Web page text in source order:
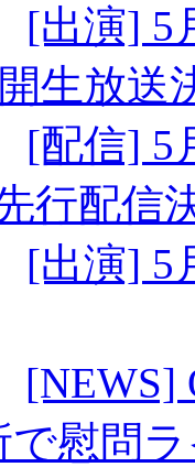
[出演] 5
生放送
[配信] 5
行配信
[出演] 5
[NEWS]
で慰問